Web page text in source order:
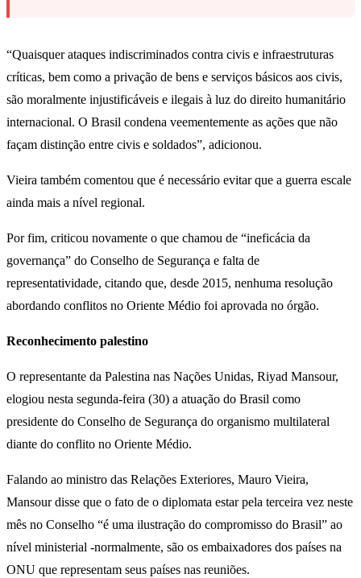
“Quaisquer ataques indiscriminados contra civis e infraestruturas
críticas, bem como a privação de bens e serviços básicos aos civis,
são moralmente injustificáveis e ilegais à luz do direito humanitário
internacional. O Brasil condena veementemente as ações que não
façam distinção entre civis e soldados”, adicionou.
Vieira também comentou que é necessário evitar que a guerra escale
ainda mais a nível regional.
Por fim, criticou novamente o que chamou de “ineficácia da
governança” do Conselho de Segurança e falta de
representatividade, citando que, desde 2015, nenhuma resolução
abordando conflitos no Oriente Médio foi aprovada no órgão.
Reconhecimento palestino
O representante da Palestina nas Nações Unidas, Riyad Mansour,
elogiou nesta segunda-feira (30) a atuação do Brasil como
presidente do Conselho de Segurança do organismo multilateral
diante do conflito no Oriente Médio.
Falando ao ministro das Relações Exteriores, Mauro Vieira,
Mansour disse que o fato de o diplomata estar pela terceira vez neste
mês no Conselho “é uma ilustração do compromisso do Brasil” ao
nível ministerial -normalmente, são os embaixadores dos países na
ONU que representam seus países nas reuniões.